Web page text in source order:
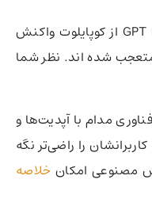
برخی کاربران به خبر حذف GPT Builder از کوپایلوت واکنش
متعجب شده اند. نظر شما
مدام با آپدیت‌ها و
را راضی‌تر نگه
مصنوعی امکان خلاصه